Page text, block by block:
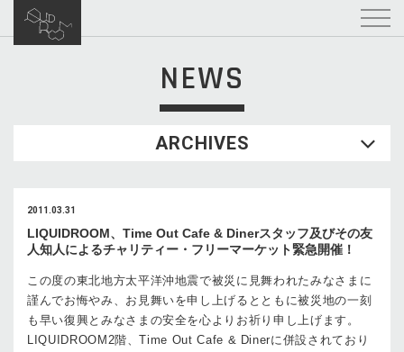
NEWS
ARCHIVES
2011.03.31
LIQUIDROOM、Time Out Cafe & Dinerスタッフ及びその友
人知人によるチャリティー・フリーマーケット緊急開催！
この度の東北地方太平洋沖地震で被災に見舞われたみなさまに
謹んでお悔やみ、お見舞いを申し上げるとともに被災地の一刻
も早い復興とみなさまの安全を心よりお祈り申し上げます。
LIQUIDROOM2階、Time Out Cafe & Dinerに併設されており